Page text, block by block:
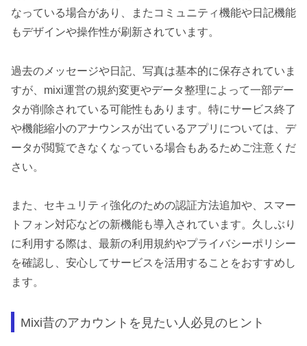
なっている場合があり、またコミュニティ機能や日記機能
もデザインや操作性が刷新されています。
過去のメッセージや日記、写真は基本的に保存されていま
すが、mixi運営の規約変更やデータ整理によって一部デー
タが削除されている可能性もあります。特にサービス終了
や機能縮小のアナウンスが出ているアプリについては、デ
ータが閲覧できなくなっている場合もあるためご注意くだ
さい。
また、セキュリティ強化のための認証方法追加や、スマー
トフォン対応などの新機能も導入されています。久しぶり
に利用する際は、最新の利用規約やプライバシーポリシー
を確認し、安心してサービスを活用することをおすすめし
ます。
Mixi昔のアカウントを見たい人必見のヒント